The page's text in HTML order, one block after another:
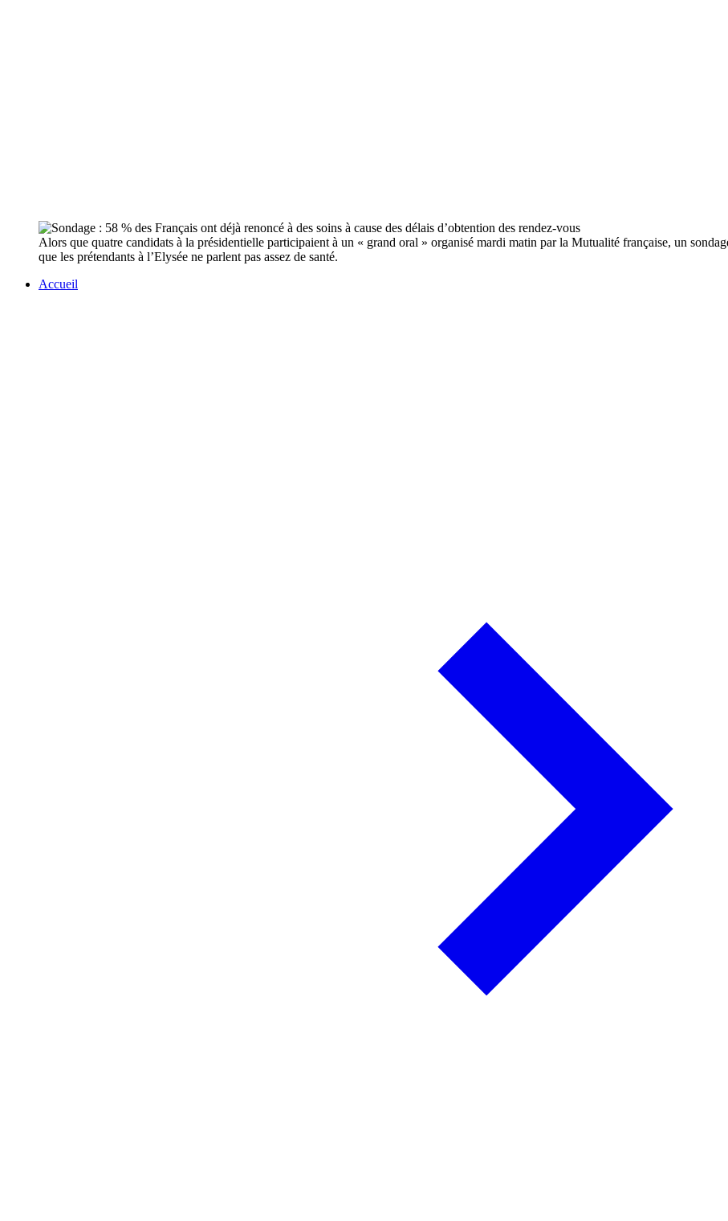
Alors que quatre candidats à la présidentielle participaient à un « grand oral » organisé mardi matin par la Mutualité française, un
que les prétendants à l’Elysée ne parlent pas assez de santé.
Accueil